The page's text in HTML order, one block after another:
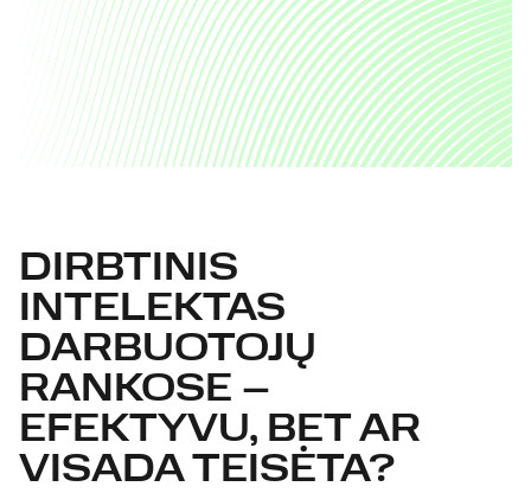
DIRBTINIS
INTELEKTAS
DARBUOTOJŲ
RANKOSE –
EFEKTYVU, BET AR
VISADA TEISĖTA?